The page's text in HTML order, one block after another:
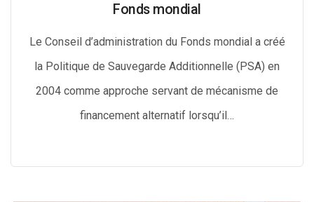
Fonds mondial
Le Conseil d’administration du Fonds mondial a créé
la Politique de Sauvegarde Additionnelle (PSA) en
2004 comme approche servant de mécanisme de
financement alternatif lorsqu’il…